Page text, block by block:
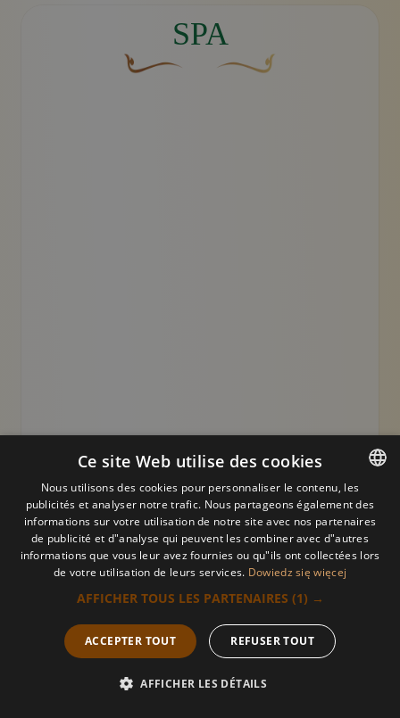
SPA
Une personne allongée, les yeux fermés, couverte
Gommage - 1h
Gommage + massage - 1,5h
Gommage + masque + massage - 2,5h
Tarifs
Réserver
POLISH
POLISH
ARABIC
GERMAN
FRENCH
Ce site Web utilise des cookies
Nous utilisons des cookies pour personnaliser le contenu, les
publicités et analyser notre trafic. Nous partageons également des
informations sur votre utilisation de notre site avec nos partenaires
de publicité et d"analyse qui peuvent les combiner avec d"autres
informations que vous leur avez fournies ou qu"ils ont collectées lors
de votre utilisation de leurs services. Dowiedz się więcej
AFFICHER TOUS LES PARTENAIRES (1) →
ACCEPTER TOUT REFUSER TOUT
AFFICHER LES DÉTAILS